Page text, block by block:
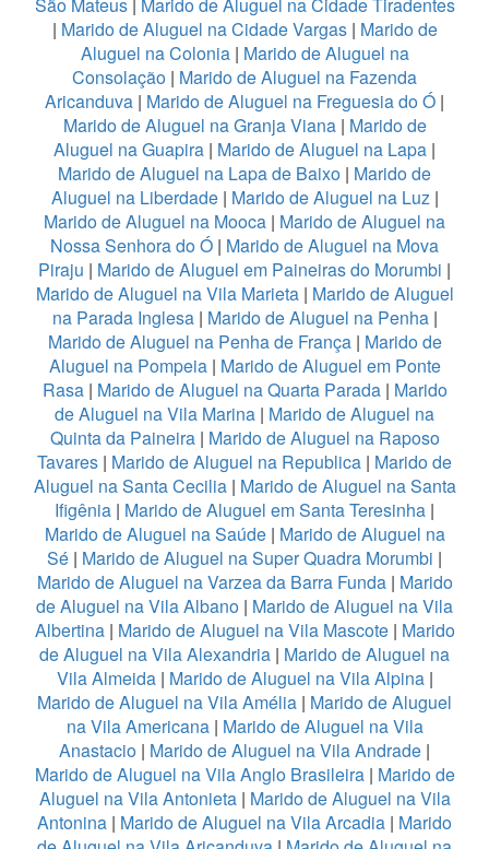
| Marido de Aluguel na Cidade Vargas | Marido de
Aluguel na Colonia| Marido de Aluguel na
Consolação | Marido de Aluguel na Fazenda
Aricanduva | Marido de Aluguel na Freguesia do Ó |
Marido de Aluguel na Granja Viana| Marido de
Aluguel na Guapira | Marido de Aluguel na Lapa |
Marido de Aluguel na Lapa de Baixo | Marido de
Aluguel na Liberdade | Marido de Aluguel na Luz|
Marido de Aluguel na Mooca | Marido de Aluguel na
Nossa Senhora do Ó | Marido de Aluguel na Mova
Piraju | Marido de Aluguel em Paineiras do Morumbi |
Marido de Aluguel na Vila Marieta| Marido de Aluguel
na Parada Inglesa | Marido de Aluguel na Penha|
Marido de Aluguel na Penha de França | Marido de
Aluguel na Pompeia| Marido de Aluguel em Ponte
Rasa| Marido de Aluguel na Quarta Parada| Marido
de Aluguel na Vila Marina | Marido de Aluguel na
Quinta da Paineira| Marido de Aluguel na Raposo
Tavares | Marido de Aluguel na Republica | Marido de
Aluguel na Santa Cecilia| Marido de Aluguel na Santa
Ifigênia | Marido de Aluguel em Santa Teresinha |
Marido de Aluguel na Saúde| Marido de Aluguel na
Sé | Marido de Aluguel na Super Quadra Morumbi |
Marido de Aluguel na Varzea da Barra Funda| Marido
de Aluguel na Vila Albano | Marido de Aluguel na Vila
Albertina| Marido de Aluguel na Vila Mascote| Marido
de Aluguel na Vila Alexandria | Marido de Aluguel na
Vila Almeida | Marido de Aluguel na Vila Alpina |
Marido de Aluguel na Vila Amélia | Marido de Aluguel
na Vila Americana| Marido de Aluguel na Vila
Anastacio | Marido de Aluguel na Vila Andrade |
Marido de Aluguel na Vila Anglo Brasileira| Marido de
Aluguel na Vila Antonieta| Marido de Aluguel na Vila
Antonina | Marido de Aluguel na Vila Arcadia | Marido